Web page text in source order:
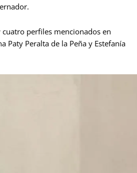
perfiles mencionados en
Paty Peralta de la Peña y Estefanía